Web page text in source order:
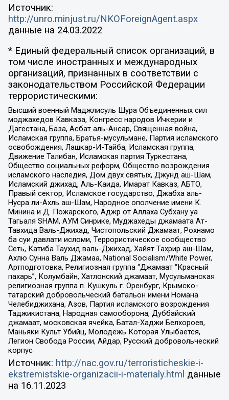
Источник:
http://unro.minjust.ru/NKOForeignAgent.aspx
данные на 24.03.2022
* Единый федеральный список организаций, в
том числе иностранных и международных
организаций, признанных в соответствии с
законодательством Российской Федерации
террористическими:
Высший военный Маджлисуль Шура Объединенных сил
моджахедов Кавказа, Конгресс народов Ичкерии и
Дагестана, База, Асбат аль-Ансар, Священная война,
Исламская группа, Братья-мусульмане, Партия исламского
освобождения, Лашкар-И-Тайба, Исламская группа,
Движение Талибан, Исламская партия Туркестана,
Общество социальных реформ, Общество возрождения
исламского наследия, Дом двух святых, Джунд аш-Шам,
Исламский джихад, Аль-Каида, Имарат Кавказ, АБТО,
Правый сектор, Исламское государство, Джабха аль-
Нусра ли-Ахль аш-Шам, Народное ополчение имени К.
Минина и Д. Пожарского, Аджр от Аллаха Субхану уа
Тагьаля SHAM, АУМ Синрике, Муджахеды джамаата Ат-
Тавхида Валь-Джихад, Чистопольский Джамаат, Рохнамо
ба суи давлати исломи, Террористическое сообщество
Сеть, Катиба Таухид валь-Джихад, Хайят Тахрир аш-Шам,
Ахлю Сунна Валь Джамаа, National Socialism/White Power,
Артподготовка, Религиозная группа “Джамаат “Красный
пахарь”, Колумбайн, Хатлонский джамаат, Мусульманская
религиозная группа п. Кушкуль г. Оренбург, Крымско-
татарский добровольческий батальон имени Номана
Челебиджихана, Азов, Партия исламского возрождения
Таджикистана, Народная самооборона, Дуббайский
джамаат, московская ячейка, Батал-Хаджи Белхороев,
Маньяки Культ Убийц, Молодёжь Которая Улыбается,
Легион Свобода России, Айдар, Русский добровольческий
корпус
Источник: http://nac.gov.ru/terroristicheskie-i-
ekstremistskie-organizacii-i-materialy.html данные
на 16.11.2023